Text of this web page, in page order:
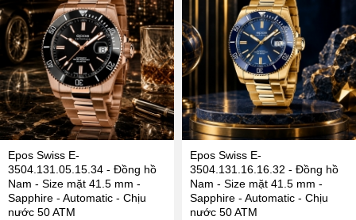
Epos Swiss E-
3504.131.05.15.34 - Đồng hồ
Nam - Size mặt 41.5 mm -
Sapphire - Automatic - Chịu
nước 50 ATM
Epos Swiss E-
3504.131.16.16.32 - Đồng hồ
Nam - Size mặt 41.5 mm -
Sapphire - Automatic - Chịu
nước 50 ATM